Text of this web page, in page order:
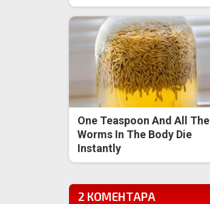
One Teaspoon And All The
Worms In The Body Die
Instantly
2 КОМЕНТАРА